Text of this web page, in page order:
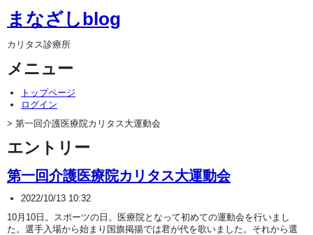
まなざしblog
カリタス診療所
メニュー
トップページ
ログイン
> 第一回介護医療院カリタス大運動会
エントリー
第一回介護医療院カリタス大運動会
2022/10/13 10:32
10月10日。スポーツの日。医療院となって初めての運動会を行いまし
た。選手入場から始まり国旗掲揚では君が代を歌いました。それから選